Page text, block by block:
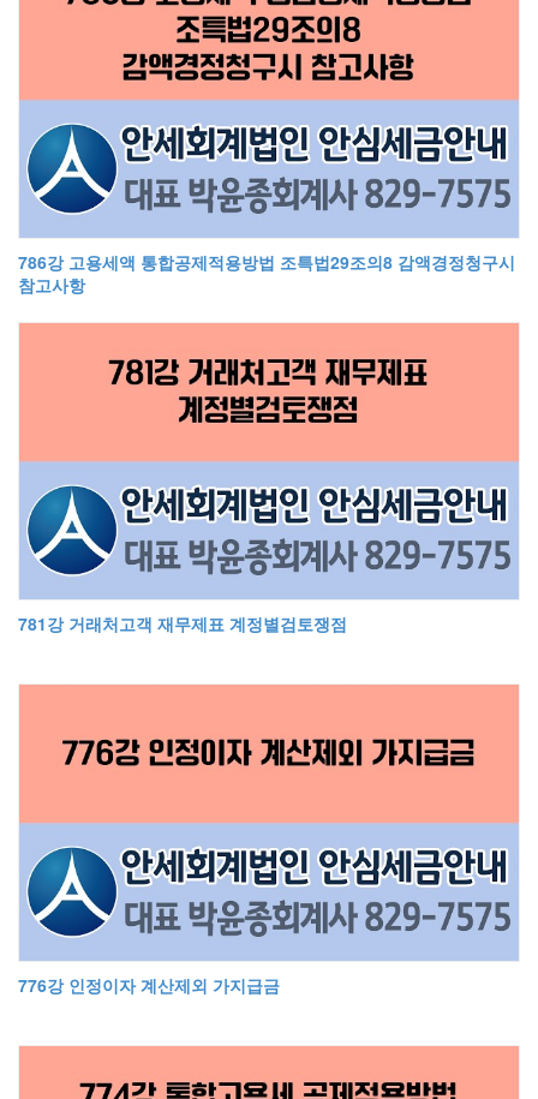
786강 고용세액 통합공제적용방법 조특법29조의8 감액경정청구시
참고사항
781강 거래처고객 재무제표 계정별검토쟁점
776강 인정이자 계산제외 가지급금